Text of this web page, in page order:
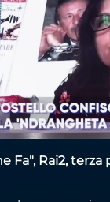
Fa", Rai2, terza